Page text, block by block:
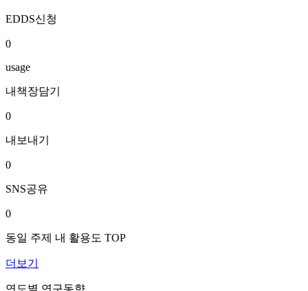
EDDS신청
0
usage
내책장담기
0
내보내기
0
SNS공유
0
동일 주제 내 활용도 TOP
더보기
연도별 연구동향